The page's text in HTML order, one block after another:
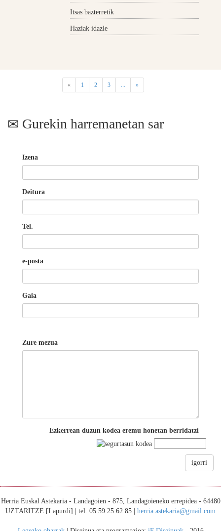
Itsas bazterretik
Haziak idazle
« 1 2 3 ... »
Gurekin harremanetan sar
Izena
Deitura
Tel.
e-posta
Gaia
Zure mezua
Ezkerrean duzun kodea eremu honetan berridatzi
igorri
Herria Euskal Astekaria - Landagoien - 875, Landagoieneko errepidea - 64480
UZTARITZE [Lapurdi] | tel: 05 59 25 62 85 | herria.astekaria@gmail.com